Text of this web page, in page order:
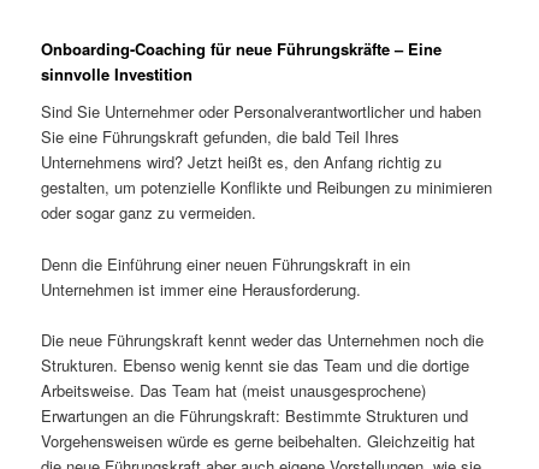
Onboarding-Coaching für neue Führungskräfte – Eine
sinnvolle Investition
Sind Sie Unternehmer oder Personalverantwortlicher und haben
Sie eine Führungskraft gefunden, die bald Teil Ihres
Unternehmens wird? Jetzt heißt es, den Anfang richtig zu
gestalten, um potenzielle Konflikte und Reibungen zu minimieren
oder sogar ganz zu vermeiden.
Denn die Einführung einer neuen Führungskraft in ein
Unternehmen ist immer eine Herausforderung.
Die neue Führungskraft kennt weder das Unternehmen noch die
Strukturen. Ebenso wenig kennt sie das Team und die dortige
Arbeitsweise. Das Team hat (meist unausgesprochene)
Erwartungen an die Führungskraft: Bestimmte Strukturen und
Vorgehensweisen würde es gerne beibehalten. Gleichzeitig hat